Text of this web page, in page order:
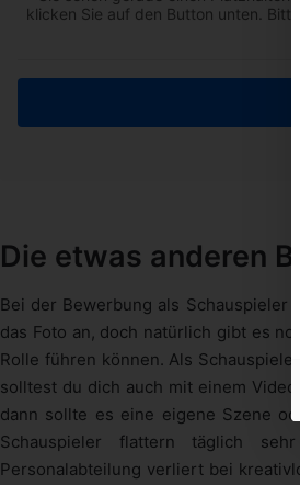
klicken Sie auf den Button unten.
Die etwas anderen
Bei der Bewerbung als Schauspieler
das Foto an, doch natürlich gibt es
Rolle führen können. Als
solltest du dich auch mit einem
dann sollte es eine eigene Szene
Schauspieler flattern täglich
Personalabteilung verliert bei